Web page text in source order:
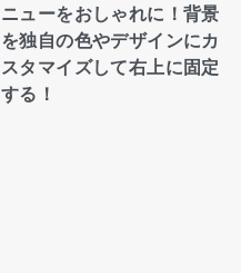
ニューをおしゃれに！背景
を独自の色やデザインにカ
スタマイズして右上に固定
する！